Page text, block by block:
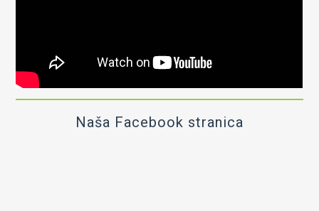
Naša Facebook stranica